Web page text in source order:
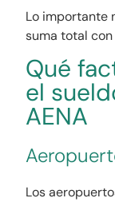
Lo importante
suma total
Qué
el
AENA
Los